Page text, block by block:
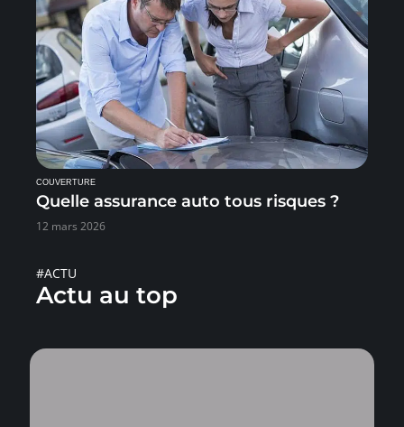
COUVERTURE
Quelle assurance auto tous risques ?
12 mars 2026
#ACTU
Actu au top